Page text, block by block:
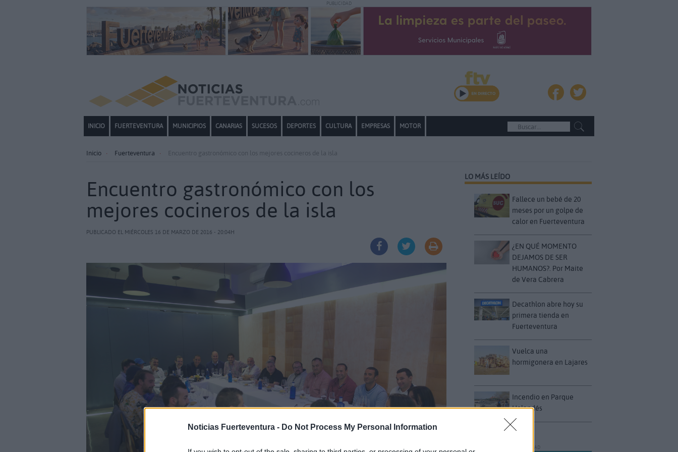
Noticias Fuerteventura - Do Not Process My Personal Information
PUBLICIDAD
INICIO FUERTEVENTURA MUNICIPIOS CANARIAS SUCESOS DEPORTES CULTURA EMPRESAS MOTOR
Inicio Fuerteventura Encuentro gastronómico con los mejores cocineros de la isla
Encuentro gastronómico con los
mejores cocineros de la isla
PUBLICADO EL MIÉRCOLES 16 DE MARZO DE 2016 - 20:04H
LO MÁS LEÍDO
Fallece un bebé de 20
meses por un golpe de
calor en Fuerteventura
¿EN QUÉ MOMENTO
DEJAMOS DE SER
HUMANOS?. Por Maite
de Vera Cabrera
Decathlon abre hoy su
primera tienda en
Fuerteventura
Vuelca una
hormigonera en Lajares
Incendio en Parque
Holandés
PUBLICIDAD